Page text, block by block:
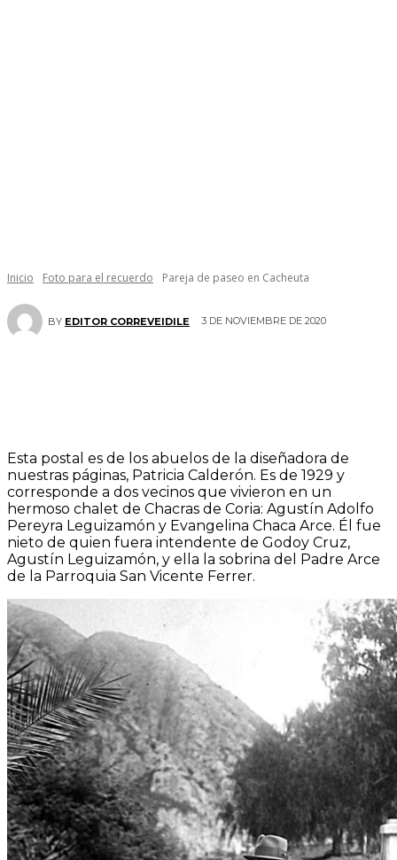
Inicio Foto para el recuerdo Pareja de paseo en Cacheuta
BY EDITOR CORREVEIDILE 3 DE NOVIEMBRE DE 2020
Esta postal es de los abuelos de la diseñadora de
nuestras páginas, Patricia Calderón. Es de 1929 y
corresponde a dos vecinos que vivieron en un
hermoso chalet de Chacras de Coria: Agustín Adolfo
Pereyra Leguizamón y Evangelina Chaca Arce. Él fue
nieto de quien fuera intendente de Godoy Cruz,
Agustín Leguizamón, y ella la sobrina del Padre Arce
de la Parroquia San Vicente Ferrer.